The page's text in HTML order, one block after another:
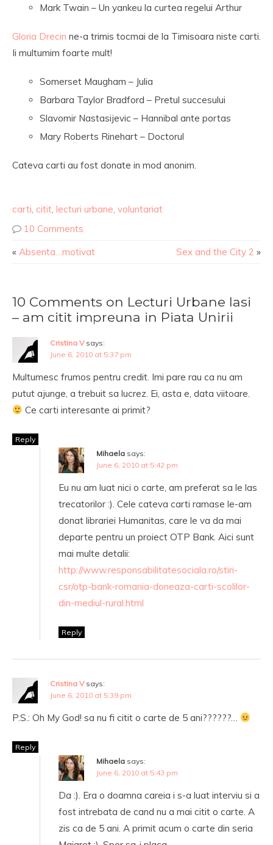
Mark Twain – Un yankeu la curtea regelui Arthur
Gloria Drecin ne-a trimis tocmai de la Timisoara niste carti.
Ii multumim foarte mult!
Somerset Maugham – Julia
Barbara Taylor Bradford – Pretul succesului
Slavomir Nastasijevic – Hannibal ante portas
Mary Roberts Rinehart – Doctorul
Cateva carti au fost donate in mod anonim.
carti, citit, lecturi urbane, voluntariat
10 Comments
« Absenta…motivat Sex and the City 2 »
10 Comments on Lecturi Urbane Iasi
– am citit impreuna in Piata Unirii
Cristina V says:
June 6, 2010 at 5:37 pm
Multumesc frumos pentru credit. Imi pare rau ca nu am
putut ajunge, a trebuit sa lucrez. Ei, asta e, data viitoare.
Ce carti interesante ai primit?
Reply
Mihaela says:
June 6, 2010 at 5:42 pm
Eu nu am luat nici o carte, am preferat sa le las
trecatorilor :). Cele cateva carti ramase le-am
donat librariei Humanitas, care le va da mai
departe pentru un proiect OTP Bank. Aici sunt
mai multe detalii:
http://www.responsabilitatesociala.ro/stiri-
csr/otp-bank-romania-doneaza-carti-scolilor-
din-mediul-rural.html
Reply
Cristina V says:
June 6, 2010 at 5:39 pm
P.S.: Oh My God! sa nu fi citit o carte de 5 ani??????…
Reply
Mihaela says:
June 6, 2010 at 5:43 pm
Da :). Era o doamna careia i s-a luat interviu si a
fost intrebata de cand nu a mai citit o carte. A
zis ca de 5 ani. A primit acum o carte din seria